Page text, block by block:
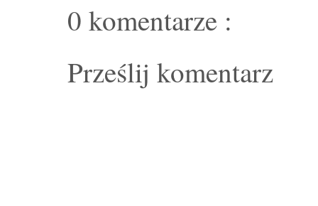
0 komentarze :
Prześlij komentarz